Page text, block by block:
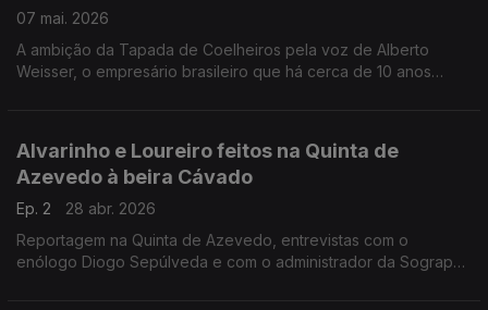
07 mai. 2026
A ambição da Tapada de Coelheiros pela voz de Alberto
Weisser, o empresário brasileiro que há cerca de 10 anos
Alvarinho e Loureiro feitos na Quinta de
Azevedo à beira Cávado
Ep. 2
28 abr. 2026
Reportagem na Quinta de Azevedo, entrevistas com o
enólogo Diogo Sepúlveda e com o administrador da Sogrape